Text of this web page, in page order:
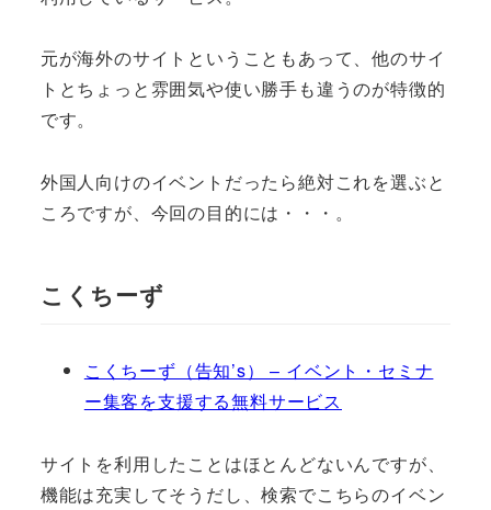
元が海外のサイトということもあって、他のサイ
トとちょっと雰囲気や使い勝手も違うのが特徴的
です。
外国人向けのイベントだったら絶対これを選ぶと
ころですが、今回の目的には・・・。
こくちーず
こくちーず（告知’s） – イベント・セミナ
ー集客を支援する無料サービス
サイトを利用したことはほとんどないんですが、
機能は充実してそうだし、検索でこちらのイベン